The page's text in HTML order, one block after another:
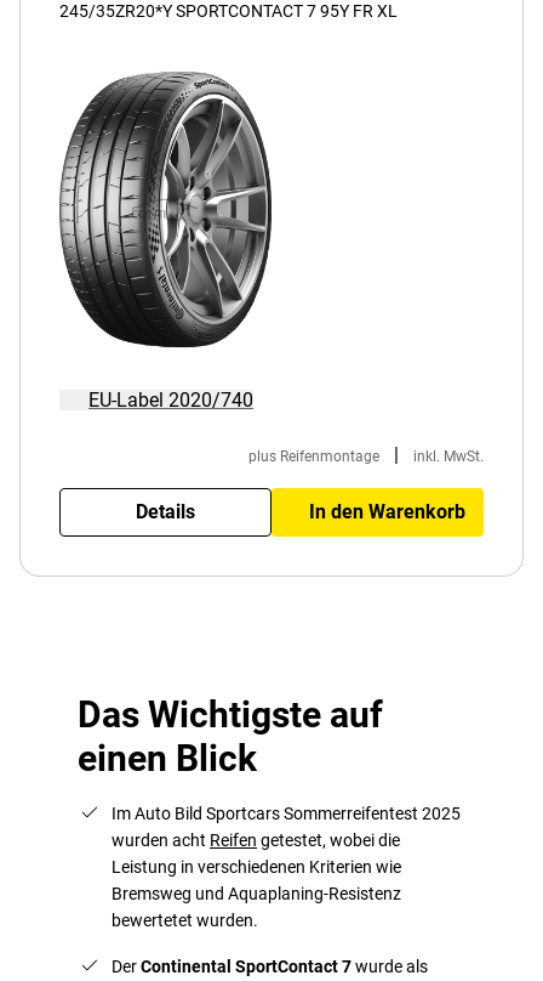
245/35ZR20*Y SPORTCONTACT 7 95Y FR XL
EU-Label 2020/740
plus Reifenmontage | inkl. MwSt.
Details In den Warenkorb
Das Wichtigste auf
einen Blick
Im Auto Bild Sportcars Sommerreifentest 2025
wurden acht Reifen getestet, wobei die
Leistung in verschiedenen Kriterien wie
Bremsweg und Aquaplaning-Resistenz
bewertetet wurden.
DerContinental SportContact 7wurde als